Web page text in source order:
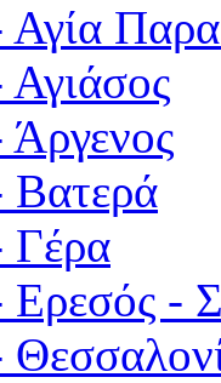
Βατερά
Γέρα
Ερεσός -